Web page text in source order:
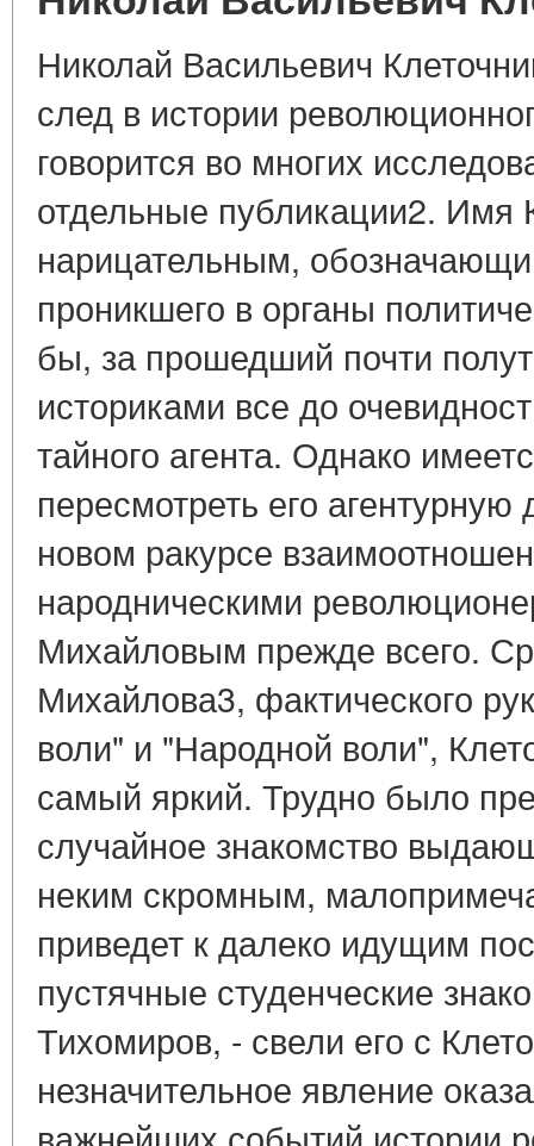
Николай Васильевич
след в истории
говорится во многих
отдельные публикации2. Имя
нарицательным,
проникшего в органы
бы, за прошедший почти
историками все до
тайного агента. Однако
пересмотреть его агентурную
новом ракурсе
народническими
Михайловым прежде всего.
Михайлова3, фактического
воли" и "Народной воли",
самый яркий. Трудно было
случайное знакомство
неким скромным,
приведет к далеко идущим
пустячные студенческие
Тихомиров, - свели его с
незначительное явление